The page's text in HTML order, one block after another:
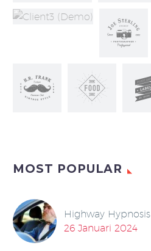
MOST POPULAR
Highway Hypnosis
26 Januari 2024